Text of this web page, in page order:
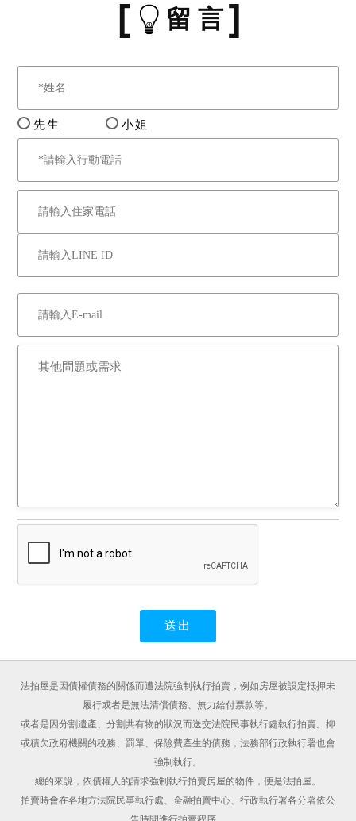
留 言
先生 小姐
法拍屋是因債權債務的關係而遭法院強制執行拍賣，例如房屋被設定抵押未
履行或者是無法清償債務、無力給付票款等。
或者是因分割遺產、分割共有物的狀況而送交法院民事執行處執行拍賣。抑
或積欠政府機關的稅務、罰單、保險費產生的債務，法務部行政執行署也會
強制執行。
總的來說，依債權人的請求強制執行拍賣房屋的物件，便是法拍屋。
拍賣時會在各地方法院民事執行處、金融拍賣中心、行政執行署各分署依公